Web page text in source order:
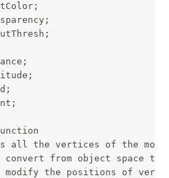
all the vertices of the
convert from object space to
modify the positions of